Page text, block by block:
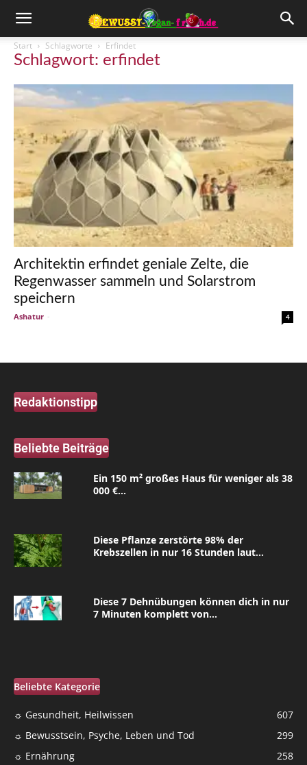
Start Schlagworte Erfindet
Schlagwort: erfindet
Architektin erfindet geniale Zelte, die
Regenwasser sammeln und Solarstrom
speichern
Ashatur - 4
Redaktionstipp
Beliebte Beiträge
Ein 150 m² großes Haus für weniger als 38
000 €...
Diese Pflanze zerstörte 98% der
Krebszellen in nur 16 Stunden laut...
Diese 7 Dehnübungen können dich in nur
7 Minuten komplett von...
Beliebte Kategorie
☼ Gesundheit, Heilwissen
607
☼ Bewusstsein, Psyche, Leben und Tod
299
☼ Ernährung
258